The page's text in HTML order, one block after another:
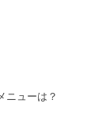
ニューは？